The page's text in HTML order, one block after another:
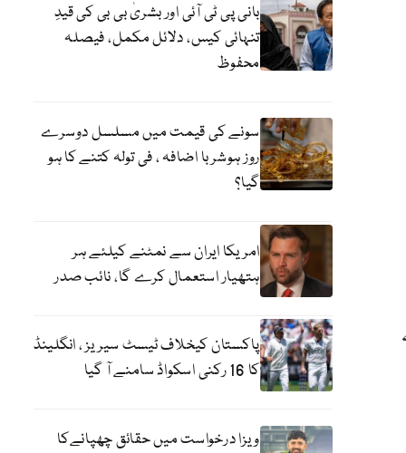
بانی پی ٹی آئی اور بشریٰ بی بی کی قیدِ
تنہائی کیس، دلائل مکمل، فیصلہ
محفوظ
سونے کی قیمت میں مسلسل دوسرے
روز ہوشربا اضافہ ، فی تولہ کتنے کا ہو
گیا؟
امریکا ایران سے نمٹنے کیلئے ہر
ہتھیار استعمال کرے گا، نائب صدر
پاکستان کیخلاف ٹیسٹ سیریز ، انگلینڈ
کا 16 رکنی اسکواڈ سامنے آ گیا
ویزا درخواست میں حقائق چھپانےکا